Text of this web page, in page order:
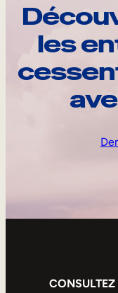
les
CONSULTEZ